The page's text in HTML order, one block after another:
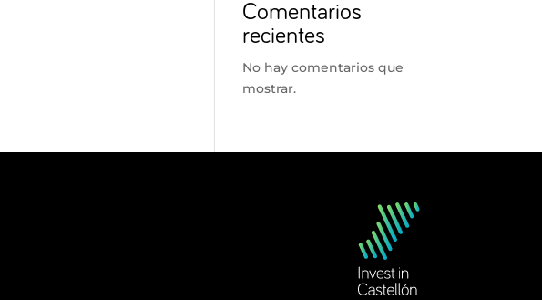
Comentarios
recientes
No hay comentarios que
mostrar.